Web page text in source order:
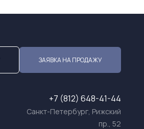
ЗАЯВКА НА ПРОДАЖУ
+7 (812) 648-41-44
Санкт-Петербург, Рижский
пр., 52